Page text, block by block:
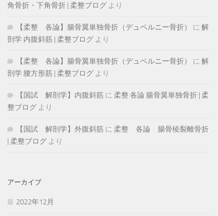
角骨折・下角骨折 | 柔整ブログ より
【柔整 各論】腸骨翼単独骨折（デュベルニー骨折） に 解
剖学 内腹斜筋 | 柔整ブログ より
【柔整 各論】腸骨翼単独骨折（デュベルニー骨折） に 解
剖学 腰方形筋 | 柔整ブログ より
【国試 解剖学】内腹斜筋 に 柔整 各論 腸骨翼単独骨折 | 柔
整ブログ より
【国試 解剖学】外腹斜筋 に 柔整 各論 腸骨稜裂離骨折
| 柔整ブログ より
アーカイブ
2022年12月